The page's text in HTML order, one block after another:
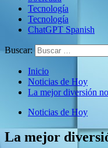
Tecnología
Tecnología
ChatGPT Spanish
Buscar:
Inicio
Noticias de Hoy
La mejor diversión
Noticias de Hoy
La mejor